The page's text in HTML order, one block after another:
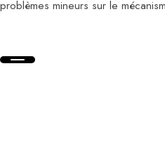
problèmes mineurs sur le